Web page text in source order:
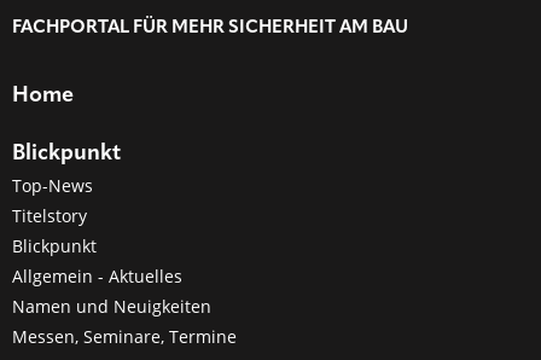
FACHPORTAL FÜR MEHR SICHERHEIT AM BAU
Home
Blickpunkt
Top-News
Titelstory
Blickpunkt
Allgemein - Aktuelles
Namen und Neuigkeiten
Messen, Seminare, Termine